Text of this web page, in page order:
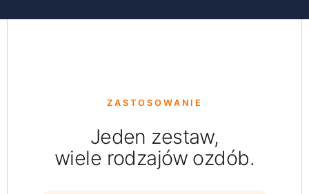
ZASTOSOWANIE
Jeden zestaw,
wiele rodzajów ozdób.